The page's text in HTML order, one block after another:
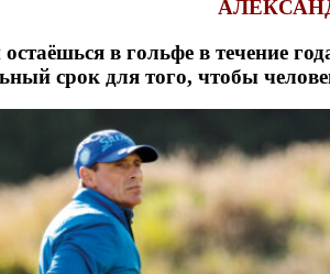
в гольфе в течение
срок для того, чтобы